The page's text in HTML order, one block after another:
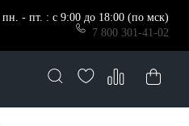
пн. - пт. : с 9:00 до 18:00 (по мск)
7 800 301-41-02